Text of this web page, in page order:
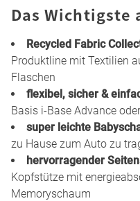
Das Wichtigste
Recycled Fabric
Produktline mit Textilien
Flaschen
flexibel, sicher &
Basis i-Base Advance
super leichte
zu Hause zum Auto zu
hervorragender
Kopfstütze mit
Memoryschaum